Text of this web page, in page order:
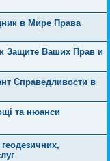
в Мире Права
Защите Ваших Прав и
Справедливости в
та нюанси